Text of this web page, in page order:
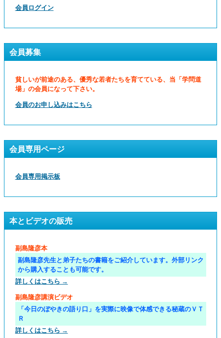
会員ログイン
会員募集
貧しいが前途のある、優秀な若者たちを育てている、当「学問道
場」の会員になって下さい。
会員のお申し込みはこちら
会員専用ページ
会員専用掲示板
本とビデオの販売
副島隆彦本
副島隆彦先生と弟子たちの書籍をご紹介しています。外部リンク
から購入することも可能です。
詳しくはこちら →
副島隆彦講演ビデオ
「今日のぼやきの語り口」を実際に映像で体感できる秘蔵のＶＴ
Ｒ
詳しくはこちら →